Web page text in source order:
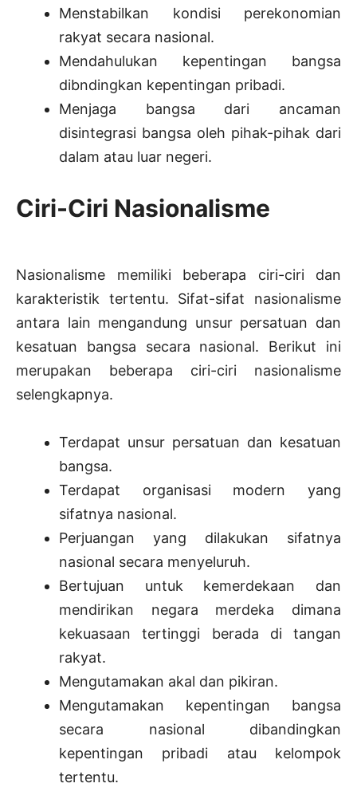
Menstabilkan kondisi perekonomian
rakyat secara nasional.
Mendahulukan kepentingan bangsa
dibndingkan kepentingan pribadi.
Menjaga bangsa dari ancaman
disintegrasi bangsa oleh pihak-pihak dari
dalam atau luar negeri.
Ciri-Ciri Nasionalisme
Nasionalisme memiliki beberapa ciri-ciri dan
karakteristik tertentu. Sifat-sifat nasionalisme
antara lain mengandung unsur persatuan dan
kesatuan bangsa secara nasional. Berikut ini
merupakan beberapa ciri-ciri nasionalisme
selengkapnya.
Terdapat unsur persatuan dan kesatuan
bangsa.
Terdapat organisasi modern yang
sifatnya nasional.
Perjuangan yang dilakukan sifatnya
nasional secara menyeluruh.
Bertujuan untuk kemerdekaan dan
mendirikan negara merdeka dimana
kekuasaan tertinggi berada di tangan
rakyat.
Mengutamakan akal dan pikiran.
Mengutamakan kepentingan bangsa
secara nasional dibandingkan
kepentingan pribadi atau kelompok
tertentu.